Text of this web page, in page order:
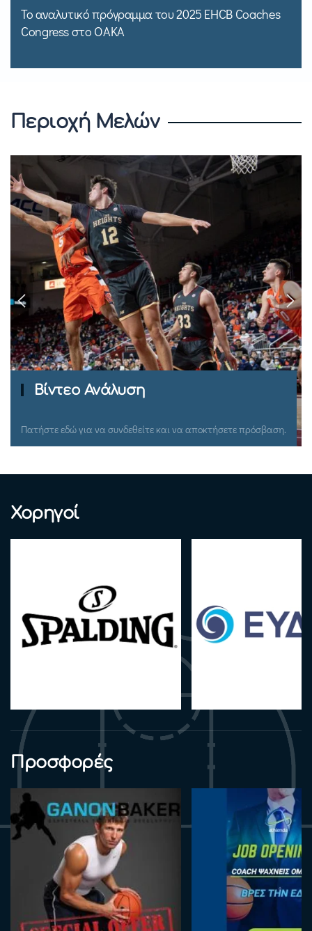
Το αναλυτικό πρόγραμμα του 2025 EHCB Coaches
Congress στο ΟΑΚΑ
Περιοχή Μελών
Ομιλίες Σεμιναρίων
Πατήστε εδώ για να συνδεθείτε και να αποκτήσετε πρόσβαση.
Χορηγοί
Προσφορές